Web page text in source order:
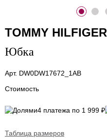
TOMMY HILFIGER
Юбка
Арт. DW0DW17672_1AB
Стоимость
4 платежа по 1 999 ₽
Таблица размеров